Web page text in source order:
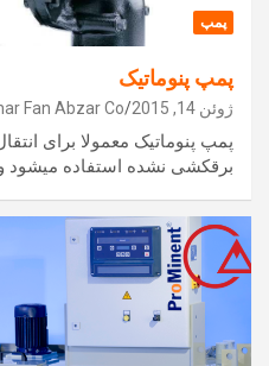
پمپ
پمپ پنوماتیک
ژوئن 14, 2015 Fan Abzar Co
پمپ پنوماتیک معمولا برای
برقکشی نشده استفاده میشود